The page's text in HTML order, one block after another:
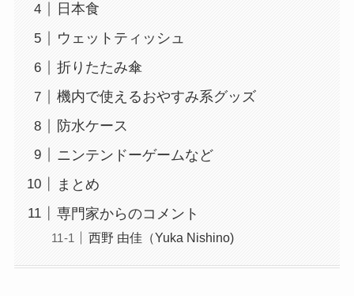
日本食
ウェットティッシュ
折りたたみ傘
機内で使えるおやすみ系グッズ
防水ケース
ニンテンドーゲームなど
まとめ
専門家からのコメント
西野 由佳（Yuka Nishino)